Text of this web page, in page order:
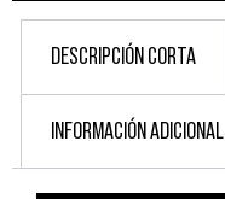
DESCRIPCIÓN CORTA
INFORMACIÓN ADICIONAL